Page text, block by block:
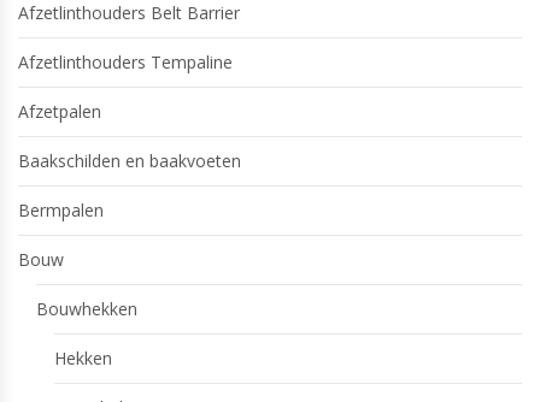
Afzetlinthouders Belt Barrier
Afzetlinthouders Tempaline
Afzetpalen
Baakschilden en baakvoeten
Bermpalen
Bouw
Bouwhekken
Hekken